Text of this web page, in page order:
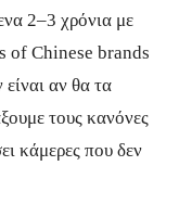
2–3 χρόνια με
of Chinese brands
αν θα τα
τους κανόνες
κάμερες που δεν